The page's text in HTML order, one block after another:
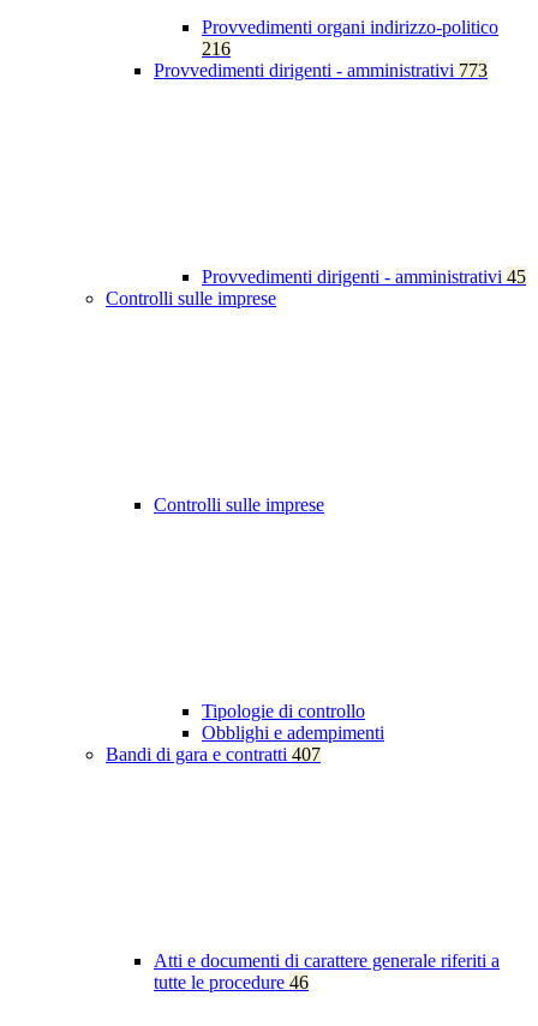
Provvedimenti organi indirizzo-politico
216
Provvedimenti dirigenti - amministrativi 773
Provvedimenti dirigenti - amministrativi 45
Controlli sulle imprese
Controlli sulle imprese
Tipologie di controllo
Obblighi e adempimenti
Bandi di gara e contratti 407
Atti e documenti di carattere generale riferiti a
tutte le procedure 46